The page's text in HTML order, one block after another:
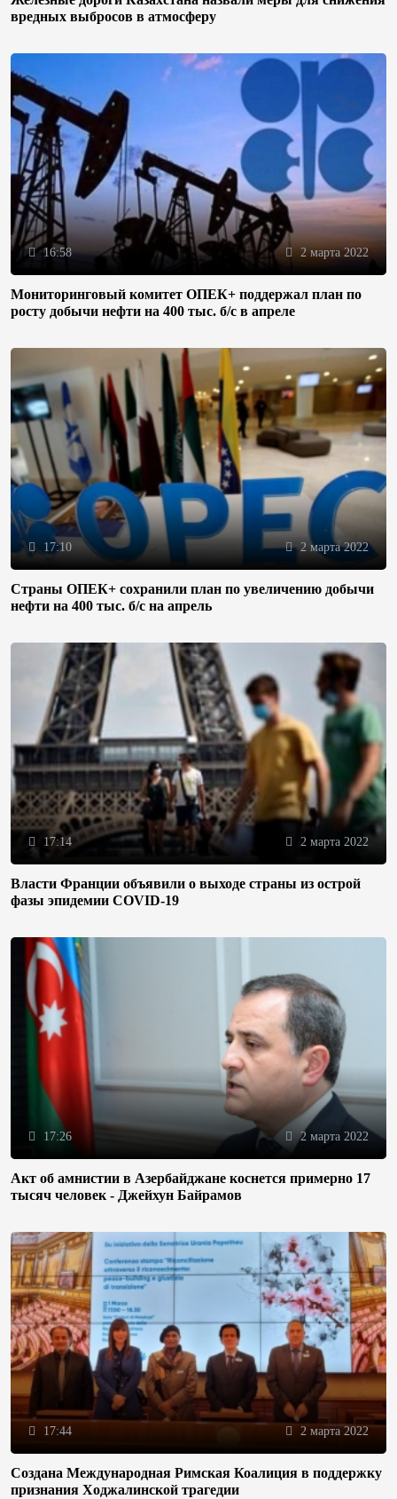
вредных выбросов в атмосферу
16:58 2 марта 2022
Мониторинговый комитет ОПЕК+ поддержал план по
росту добычи нефти на 400 тыс. б/с в апреле
17:10 2 марта 2022
Страны ОПЕК+ сохранили план по увеличению добычи
нефти на 400 тыс. б/с на апрель
17:14 2 марта 2022
Власти Франции объявили о выходе страны из острой
фазы эпидемии COVID-19
17:26 2 марта 2022
Акт об амнистии в Азербайджане коснется примерно 17
тысяч человек - Джейхун Байрамов
17:44 2 марта 2022
Создана Международная Римская Коалиция в поддержку
признания Ходжалинской трагедии